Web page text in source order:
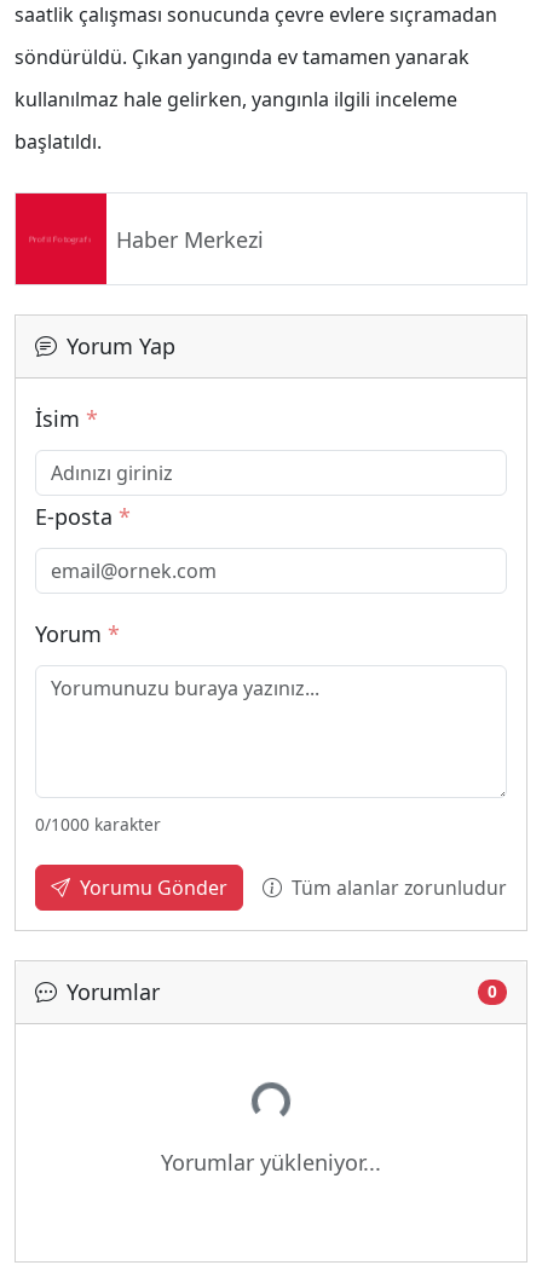
saatlik çalışması sonucunda çevre evlere sıçramadan
söndürüldü. Çıkan yangında ev tamamen yanarak
kullanılmaz hale gelirken, yangınla ilgili inceleme
başlatıldı.
Haber Merkezi
Yorum Yap
İsim *
E-posta *
Yorum *
0/1000 karakter
Yorumu Gönder Tüm alanlar zorunludur
Yorumlar 0
Yükleniyor...
Yorumlar yükleniyor...